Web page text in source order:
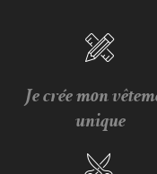
Je crée mon
unique